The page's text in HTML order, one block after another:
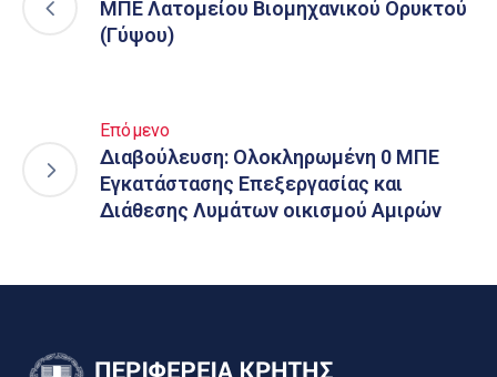
ΜΠΕ Λατομείου Bιομηχανικού Oρυκτού
(Γύψου)
Επόμενο
Διαβούλευση: Ολοκληρωμένη 0 ΜΠΕ
Εγκατάστασης Επεξεργασίας και
Διάθεσης Λυμάτων οικισμού Αμιρών